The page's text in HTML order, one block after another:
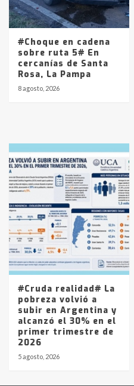
#Choque en cadena
sobre ruta 5# En
cercanías de Santa
Rosa, La Pampa
8 agosto, 2026
#Cruda realidad# La
pobreza volvió a
subir en Argentina y
alcanzó el 30% en el
primer trimestre de
2026
5 agosto, 2026